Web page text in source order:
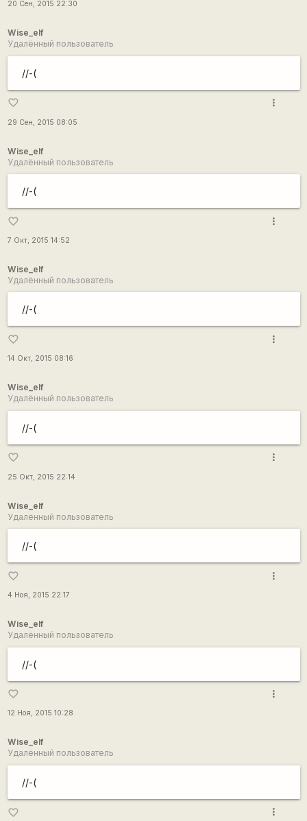
20 Сен, 2015 22:30
Wise_elf
Удалённый пользователь
//-(
favorite_border
29 Сен, 2015 08:05
more_vert
Wise_elf
Удалённый пользователь
//-(
favorite_border
7 Окт, 2015 14:52
more_vert
Wise_elf
Удалённый пользователь
//-(
favorite_border
14 Окт, 2015 08:16
more_vert
Wise_elf
Удалённый пользователь
//-(
favorite_border
25 Окт, 2015 22:14
more_vert
Wise_elf
Удалённый пользователь
//-(
favorite_border
4 Ноя, 2015 22:17
more_vert
Wise_elf
Удалённый пользователь
//-(
favorite_border
12 Ноя, 2015 10:28
more_vert
Wise_elf
Удалённый пользователь
//-(
favorite_border more_vert